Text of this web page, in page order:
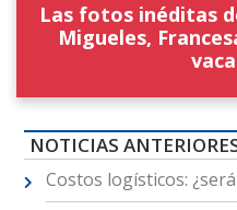
Las fotos inéditas
Migueles,
NOTICIAS
Costos logísticos: